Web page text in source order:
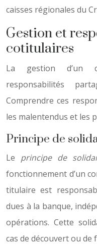
caisses régionales du
Gestion et
cotitulaires
La gestion d’un
responsabilités
Comprendre ces
les malentendus et les
Principe de
Le principe de
fonctionnement d’un
titulaire est
dues à la banque,
opérations. Cette
cas de découvert ou de